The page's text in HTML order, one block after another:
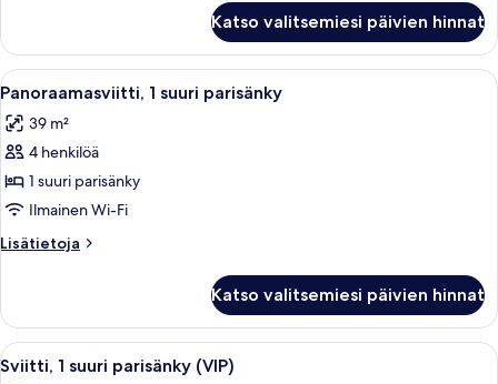
kuvat
suuri
parisänky,
esteetön,
Katso valitsemiesi päivien hinnat
Avaa
kaikki
huonetyypin
Panoraamasviitti,
1
suuri
parisänky
kuvat
Hotellihuone, jossa on suuri sänky,
6
Panoraamasviitti, 1 suuri parisänky
39 m²
4 henkilöä
1 suuri parisänky
Ilmainen Wi-Fi
Lisätietoja
Lisätietoja
suuri
parisänky
Katso valitsemiesi päivien hinnat
Avaa
kaikki
Moderni olohuone, jossa on
4
Sviitti, 1 suuri parisänky (VIP)